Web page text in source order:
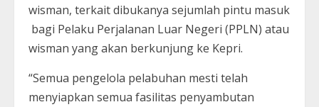
wisman, terkait dibukanya sejumlah pintu masuk
bagi Pelaku Perjalanan Luar Negeri (PPLN) atau
wisman yang akan berkunjung ke Kepri.
“Semua pengelola pelabuhan mesti telah
menyiapkan semua fasilitas penyambutan